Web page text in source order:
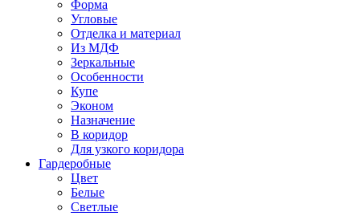
Форма
Угловые
Отделка и материал
Из МДФ
Зеркальные
Особенности
Купе
Эконом
Назначение
В коридор
Для узкого коридора
Гардеробные
Цвет
Белые
Светлые